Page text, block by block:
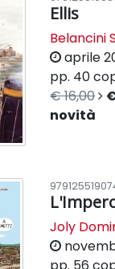
Ellis
Belancini
aprile
pp. 40
€ 16,00
novità
Joly
pp. 56